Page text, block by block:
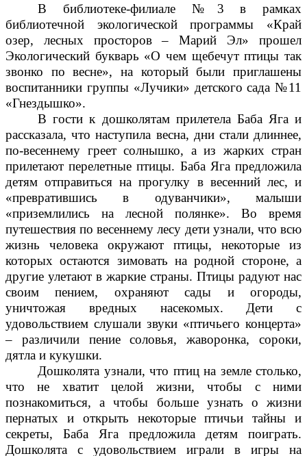
В библиотеке-филиале №3 в рамках
библиотечной экологической программы «Край
озер, лесных просторов – Марий Эл» прошел
Экологический букварь «О чем щебечут птицы так
звонко по весне», на который были приглашены
воспитанники группы «Лучики» детского сада №11
«Гнездышко».
В гости к дошколятам прилетела Баба Яга и
рассказала, что наступила весна, дни стали длиннее,
по-весеннему греет солнышко, а из жарких стран
прилетают перелетные птицы. Баба Яга предложила
детям отправиться на прогулку в весенний лес, и
«превратившись в одуванчики», малыши
«приземлились на лесной полянке». Во время
путешествия по весеннему лесу дети узнали, что всю
жизнь человека окружают птицы, некоторые из
которых остаются зимовать на родной стороне, а
другие улетают в жаркие страны. Птицы радуют нас
своим пением, охраняют сады и огороды,
уничтожая вредных насекомых. Дети с
удовольствием слушали звуки «птичьего концерта»
– различили пение соловья, жаворонка, сороки,
дятла и кукушки.
Дошколята узнали, что птиц на земле столько,
что не хватит целой жизни, чтобы с ними
познакомиться, а чтобы больше узнать о жизни
пернатых и открыть некоторые птичьи тайны и
секреты, Баба Яга предложила детям поиграть.
Дошколята с удовольствием играли в игры на